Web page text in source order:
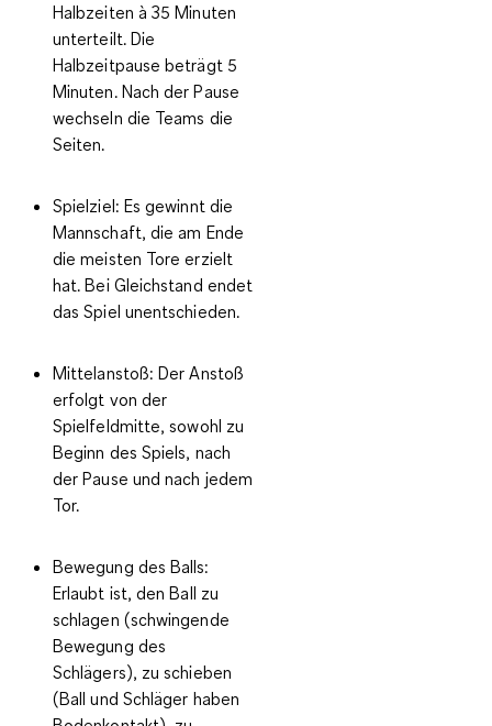
Halbzeiten à 35 Minuten
unterteilt. Die
Halbzeitpause beträgt 5
Minuten. Nach der Pause
wechseln die Teams die
Seiten.
Spielziel: Es gewinnt die
Mannschaft, die am Ende
die meisten Tore erzielt
hat. Bei Gleichstand endet
das Spiel unentschieden.
Mittelanstoß:Der Anstoß
erfolgt von der
Spielfeldmitte, sowohl zu
Beginn des Spiels, nach
der Pause und nach jedem
Tor.
Bewegung des Balls:
Erlaubt ist, den Ball zu
schlagen (schwingende
Bewegung des
Schlägers), zu schieben
(Ball und Schläger haben